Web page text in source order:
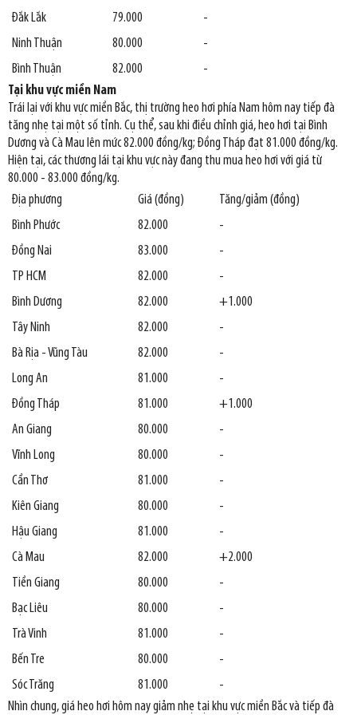
Đắk Lắk
79.000
-
Ninh Thuận
80.000
-
Bình Thuận
82.000
-
Tại khu vực miền Nam
Trái lại với khu vực miền Bắc, thị trường heo hơi phía Nam hôm nay tiếp đà
tăng nhẹ tại một số tỉnh. Cụ thể, sau khi điều chỉnh giá, heo hơi tại Bình
Dương và Cà Mau lên mức 82.000 đồng/kg; Đồng Tháp đạt 81.000 đồng/kg.
Hiện tại, các thương lái tại khu vực này đang thu mua heo hơi với giá từ
80.000 - 83.000 đồng/kg.
Địa phương
Giá (đồng)
Tăng/giảm (đồng)
Bình Phước
82.000
-
Đồng Nai
83.000
-
TP HCM
82.000
-
Bình Dương
82.000
+1.000
Tây Ninh
82.000
-
Bà Rịa - Vũng Tàu
82.000
-
Long An
81.000
-
Đồng Tháp
81.000
+1.000
An Giang
80.000
-
Vĩnh Long
80.000
-
Cần Thơ
81.000
-
Kiên Giang
80.000
-
Hậu Giang
81.000
-
Cà Mau
82.000
+2.000
Tiền Giang
80.000
-
Bạc Liêu
80.000
-
Trà Vinh
81.000
-
Bến Tre
80.000
-
Sóc Trăng
81.000
-
Nhìn chung, giá heo hơi hôm nay giảm nhẹ tại khu vực miền Bắc và tiếp đà